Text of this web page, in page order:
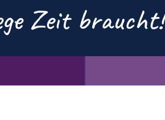
Zeit braucht!